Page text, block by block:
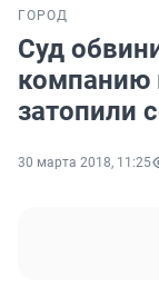
ГОРОД
Суд
компанию
затопили
30 марта 2018, 11:25